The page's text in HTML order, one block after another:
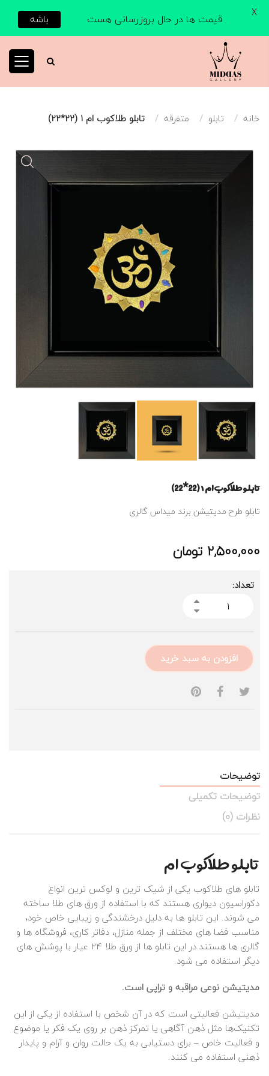
خانه تابلو متفرقه تابلو طلاکوب ام ۱ (22*22)
تابلو طلاکوب ام ۱ (22*22)
تابلو طرح مدیتیشن برند میداس گالری
2,500,000 تومان
تعداد:
افزودن به سبد خرید
توضیحات
توضیحات تکمیلی
نظرات (0)
تابلو طلاکوب ام
تابلو های طلاکوب یکی از شیک‌ ترین و لوکس‌ ترین انواع
دکوراسیون دیواری هستند که با استفاده از ورق‌ های طلا ساخته
می‌ شوند. این تابلو ها به دلیل درخشندگی و زیبایی خاص خود،
مناسب فضا های مختلف از جمله منازل، دفاتر کاری، فروشگاه‌ ها و
گالری‌ ها هستند.در این تابلو ها از ورق طلا 24 عیار با پوشش‌ های
دیگر استفاده می‌ شود.
مدیتیشن نوعیمراقبه و تراپی است.
مدیتیشن فعالیتی است که در آن شخص با استفاده از یکی از این
تکنیک‌ها مثل ذهن آگاهی یا تمرکز ذهن بر روی یک فکر یا موضوع
و فعالیت خاص – برای دستیابی به یک حالت روان و آرام و پایدار
ذهنی استفاده می‌ کنند.
قیمت ها در حال بروزرسانی هست باشه X